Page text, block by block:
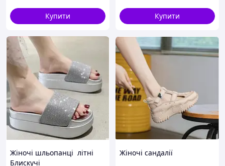
Купити
Купити
Жіночі шльопанці літні
Блискучі
Жіночі сандалії